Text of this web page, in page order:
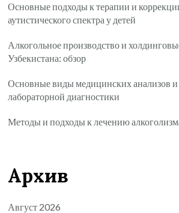
Основные подходы к терапии и
аутистического спектра у детей
Алкогольное производство и
Узбекистана: обзор
Основные виды медицинских анализов
лабораторной диагностики
Методы и подходы к лечению
Архив
Август 2026